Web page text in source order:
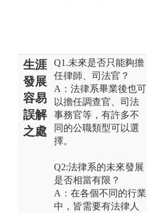
生涯
發展
容易
誤解
之處
Q1.未來是否只能夠擔
任律師、司法官？
A：法律系畢業後也可
以擔任調查官、司法
事務官等，有許多不
同的公職類型可以選
擇。
Q2:法律系的未來發展
是否相當有限？
A：在各個不同的行業
中，皆需要有法律人